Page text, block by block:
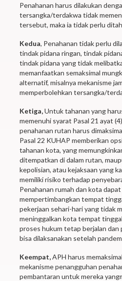
Penahanan harus dilakukan
tersangka/terdakwa tidak
tersebut, maka ia tidak perlu
Kedua, Penahanan tidak perlu
tindak pidana ringan, tindak
tindak pidana yang tidak
memanfaatkan semaksimal
alternatif, misalnya mekanisme
memperbolehkan tersangka/
Ketiga,Untuk tahanan yang
memenuhi syarat Pasal 21 ayat
penahanan rutan harus
Pasal 22 KUHAP memberikan
tahanan kota, yang
ditempatkan di dalam rutan,
kepolisian, atau kejaksaan yang
memiliki risiko terhadap
Penahanan rumah dan kota
mempertimbangkan tempat
pekerjaan sehari-hari yang tidak
meninggalkan kota tempat
proses hukum tetap berjalan dan
bisa dilaksanakan setelah
Keempat,APH harus
mekanisme penangguhan
pembantaran untuk mereka